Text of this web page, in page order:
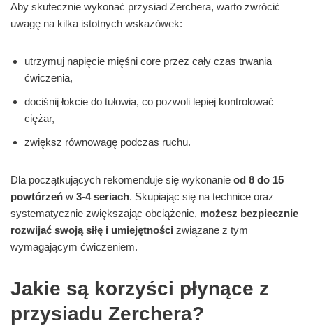
Aby skutecznie wykonać przysiad Zerchera, warto zwrócić
uwagę na kilka istotnych wskazówek:
utrzymuj napięcie mięśni core przez cały czas trwania
ćwiczenia,
dociśnij łokcie do tułowia, co pozwoli lepiej kontrolować
ciężar,
zwiększ równowagę podczas ruchu.
Dla początkujących rekomenduje się wykonanie od 8 do 15
powtórzeń w 3-4 seriach. Skupiając się na technice oraz
systematycznie zwiększając obciążenie, możesz bezpiecznie
rozwijać swoją siłę i umiejętności związane z tym
wymagającym ćwiczeniem.
Jakie są korzyści płynące z
przysiadu Zerchera?